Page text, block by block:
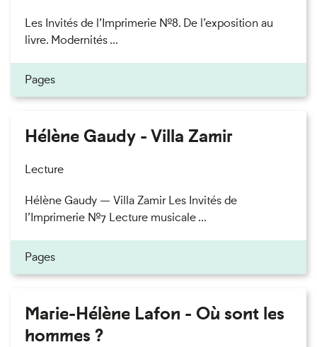
Les Invités de l’Imprimerie n°8. De l’exposition au
livre. Modernités ...
Pages
Hélène Gaudy - Villa Zamir
Lecture
Hélène Gaudy — Villa Zamir Les Invités de
l’Imprimerie n°7 Lecture musicale ...
Pages
Marie-Hélène Lafon - Où sont les
hommes ?